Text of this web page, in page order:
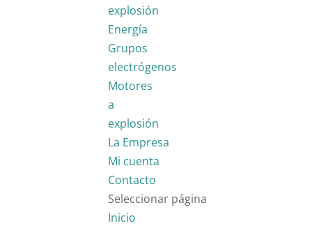
explosión
Energía
Grupos
electrógenos
Motores
a
explosión
La Empresa
Mi cuenta
Contacto
Seleccionar página
Inicio